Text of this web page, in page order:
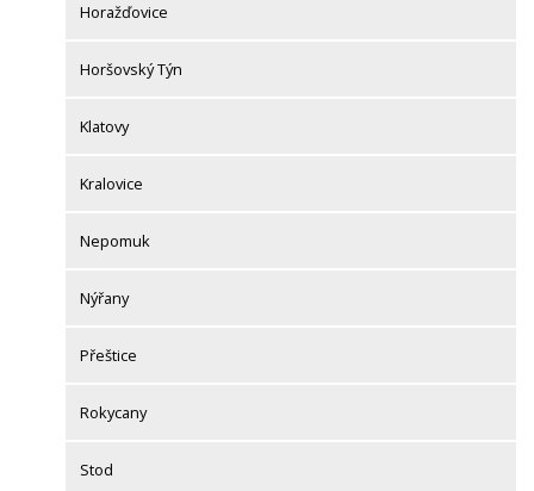
Horažďovice
Horšovský Týn
Klatovy
Kralovice
Nepomuk
Nýřany
Přeštice
Rokycany
Stod